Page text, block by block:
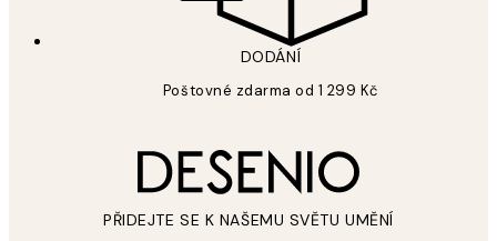
DODÁNÍ
Poštovné zdarma od 1 299 Kč
PŘIDEJTE SE K NAŠEMU SVĚTU UMĚNÍ